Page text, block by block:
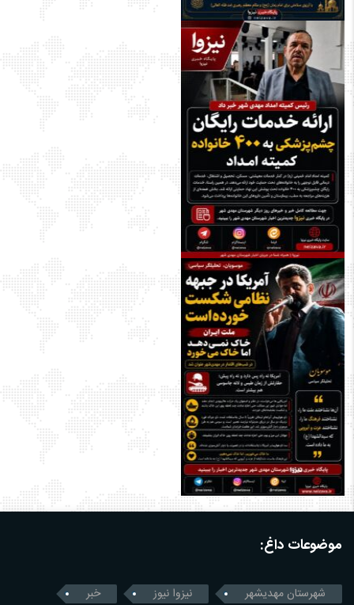
موضوعات داغ:
شهرستان مهدیشهر نیزوا نیوز خبر